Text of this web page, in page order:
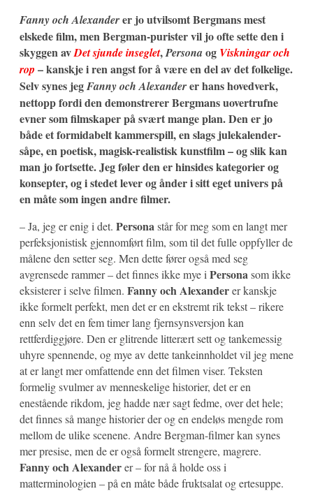
Fanny och Alexanderer jo utvilsomt Bergmans mest
elskede film, men Bergman-purister vil jo ofte sette den i
skyggen avDet sjunde inseglet,Personaog Viskningar och
rop – kanskje i ren angst for å være en del av det folkelige.
Selv synes jegFanny och Alexanderer hans hovedverk,
nettopp fordi den demonstrerer Bergmans uovertrufne
evner som filmskaper på svært mange plan. Den er jo
både et formidabelt kammerspill, en slags julekalender-
såpe, en poetisk, magisk-realistisk kunstfilm – og slik kan
man jo fortsette. Jeg føler den er hinsides kategorier og
konsepter, og i stedet lever og ånder i sitt eget univers på
en måte som ingen andre filmer.
– Ja, jeg er enig i det. Personastår for meg som en langt mer
perfeksjonistisk gjennomført film, som til det fulle oppfyller de
målene den setter seg. Men dette fører også med seg
avgrensede rammer – det finnes ikke mye i Personasom ikke
eksisterer i selve filmen. Fanny och Alexanderer kanskje
ikke formelt perfekt, men det er en ekstremt rik tekst – rikere
enn selv det en fem timer lang fjernsynsversjon kan
rettferdiggjøre. Den er glitrende litterært sett og tankemessig
uhyre spennende, og mye av dette tankeinnholdet vil jeg mene
at er langt mer omfattende enn det filmen viser. Teksten
formelig svulmer av menneskelige historier, det er en
enestående rikdom, jeg hadde nær sagt fedme, over det hele;
det finnes så mange historier der og en endeløs mengde rom
mellom de ulike scenene. Andre Bergman-filmer kan synes
mer presise, men de er også formelt strengere, magrere.
Fanny och Alexanderer – for nå å holde oss i
matterminologien – på en måte både fruktsalat og ertesuppe.